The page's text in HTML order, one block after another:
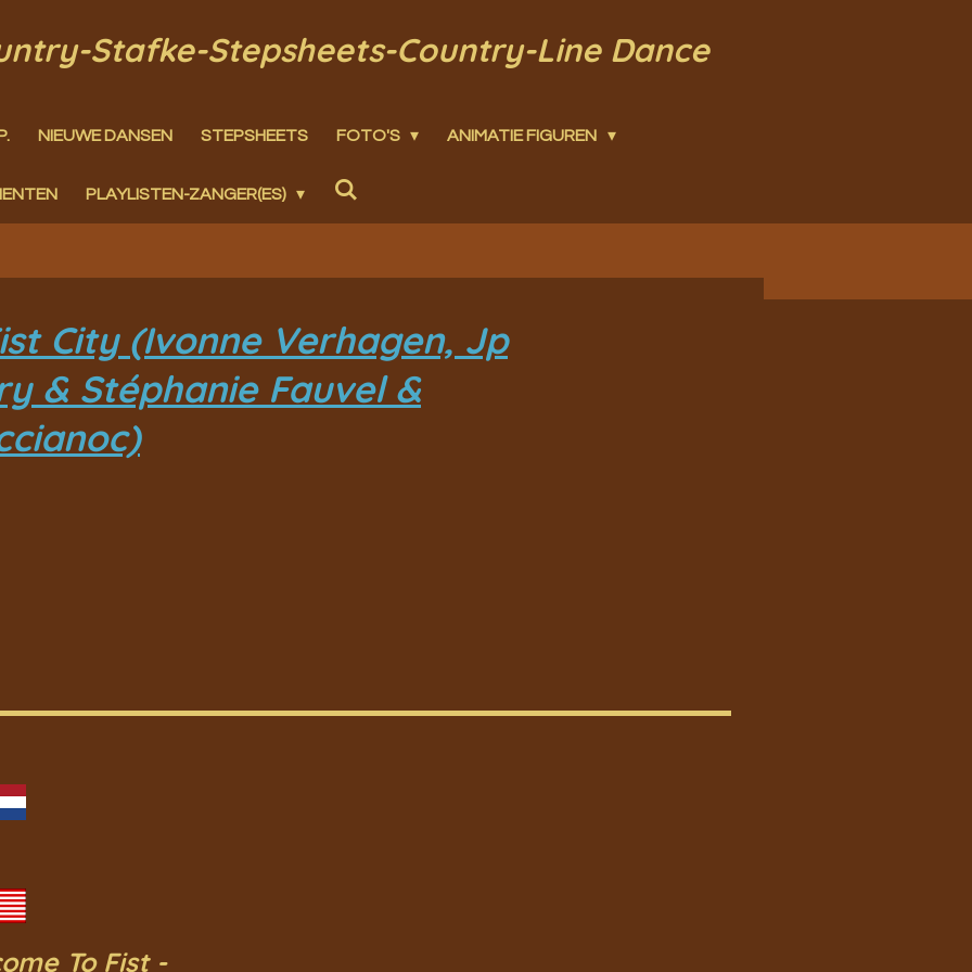
Stafke-Stepsheets-Country-Line Dance
NIEUWE DANSEN STEPSHEETS FOTO'S ANIMATIE FIGUREN
PLAYLISTEN-ZANGER(ES)
City (Ivonne Verhagen, Jp
& Stéphanie Fauvel &
To Fist -